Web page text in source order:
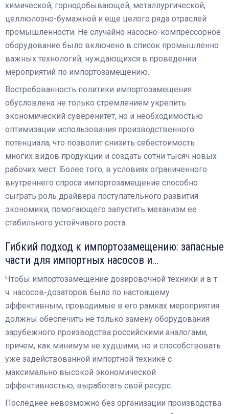
химической, горнодобывающей, металлургической,
целлюлозно-бумажной и еще целого ряда отраслей
промышленности. Не случайно насосно-компрессорное
оборудование было включено в список промышленно
важных технологий, нуждающихся в проведении
мероприятий по импортозамещению.
Востребованность политики импортозамещения
обусловлена не только стремлением укрепить
экономический суверенитет, но и необходимостью
оптимизации использования производственного
потенциала, что позволит снизить себестоимость
многих видов продукции и создать сотни тысяч новых
рабочих мест. Более того, в условиях ограниченного
внутреннего спроса импортозамещение способно
сыграть роль драйвера поступательного развития
экономики, помогающего запустить механизм ее
стабильного устойчивого роста.
Гибкий подход к импортозамещению: запасные
части для импортных насосов и…
Чтобы импортозамещение дозировочной техники и в т.
ч. насосов-дозаторов было по настоящему
эффективным, проводимые в его рамках мероприятия
должны обеспечить не только замену оборудования
зарубежного производства российскими аналогами,
причем, как минимум не худшими, но и способствовать
уже задействованной импортной технике с
максимально высокой экономической
эффективностью, выработать свой ресурс.
Последнее невозможно без организации производства